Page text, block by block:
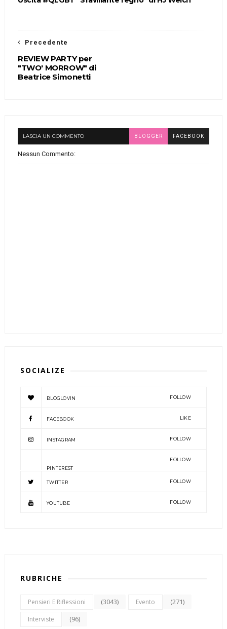
Precedente
REVIEW PARTY per
"TWO' MORROW" di
Beatrice Simonetti
LASCIA UN COMMENTO BLOGGER FACEBOOK
Nessun Commento:
SOCIALIZE
BLOGLOVIN FOLLOW
FACEBOOK LIKE
INSTAGRAM FOLLOW
PINTEREST
FOLLOW
TWITTER FOLLOW
YOUTUBE FOLLOW
RUBRICHE
Pensieri E Riflessioni (3043) Evento (271)
Interviste (96)